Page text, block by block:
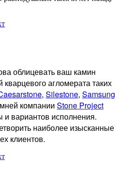
облицевать ваш камин
агломерата таких
, Silestone, Samsung
компании Stone Project
вариантов исполнения.
наиболее изысканные
клиентов.